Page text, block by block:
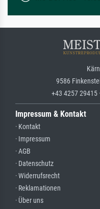
9586
+43 4257 29415
Impressum & Kontakt
· Kontakt
· Impressum
· AGB
· Datenschutz
· Widerrufsrecht
· Reklamationen
· Über uns